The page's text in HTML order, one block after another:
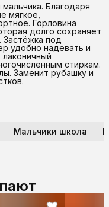
Благодаря
мягкое,
Горловина
долго сохраняет
Застёжка под
удобно надевать и
стиркам.
Заменит рубашку и
Мальчики школа